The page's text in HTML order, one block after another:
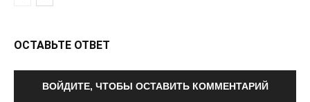
ОСТАВЬТЕ ОТВЕТ
ВОЙДИТЕ, ЧТОБЫ ОСТАВИТЬ КОММЕНТАРИЙ